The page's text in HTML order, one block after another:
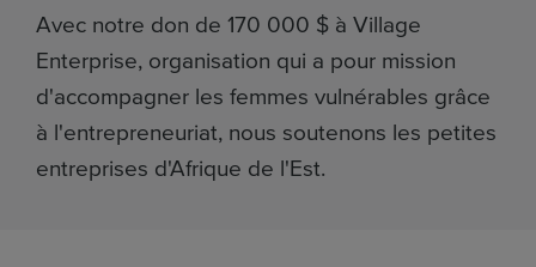
Avec notre don de 170 000 $ à Village
Enterprise, organisation qui a pour mission
d'accompagner les femmes vulnérables grâce
à l'entrepreneuriat, nous soutenons les petites
entreprises d'Afrique de l'Est.